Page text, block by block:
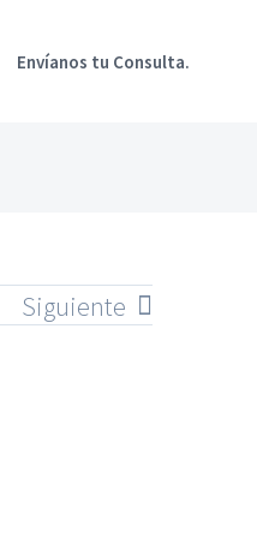
Envíanos tu Consulta.
Siguiente